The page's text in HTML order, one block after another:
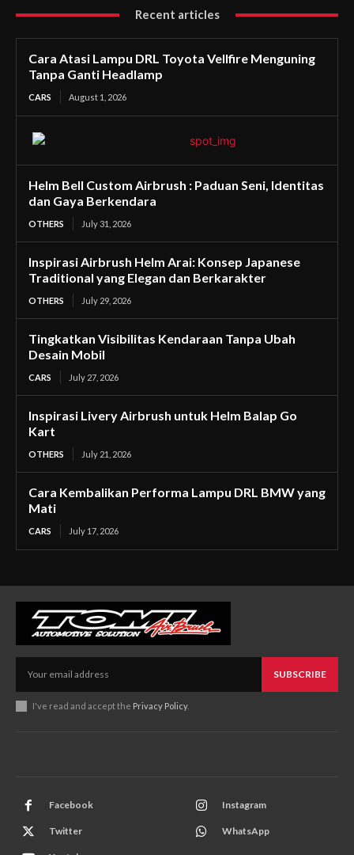
Recent articles
Cara Atasi Lampu DRL Toyota Vellfire Menguning
Tanpa Ganti Headlamp
CARS August 1, 2026
Helm Bell Custom Airbrush : Paduan Seni, Identitas
dan Gaya Berkendara
OTHERS July 31, 2026
Inspirasi Airbrush Helm Arai: Konsep Japanese
Traditional yang Elegan dan Berkarakter
OTHERS July 29, 2026
Tingkatkan Visibilitas Kendaraan Tanpa Ubah
Desain Mobil
CARS July 27, 2026
Inspirasi Livery Airbrush untuk Helm Balap Go
Kart
OTHERS July 21, 2026
Cara Kembalikan Performa Lampu DRL BMW yang
Mati
CARS July 17, 2026
SUBSCRIBE
I've read and accept the Privacy Policy.
Facebook Instagram
Twitter WhatsApp